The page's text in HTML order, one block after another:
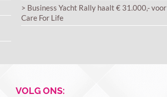
> Business Yacht Rally haalt € 31.000,- voor
Care For Life
VOLG ONS: